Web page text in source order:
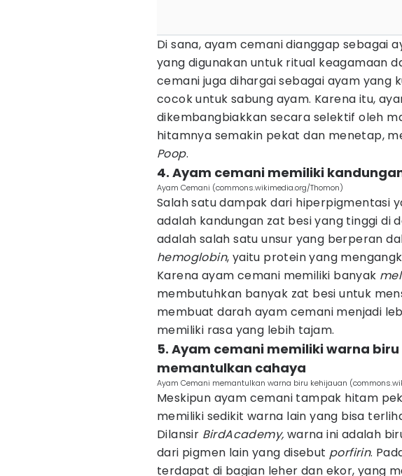
Di sana, ayam cemani dianggap sebagai
yang digunakan untuk ritual keagamaan
cemani juga dihargai sebagai ayam yang
cocok untuk sabung ayam. Karena itu,
dikembangbiakkan secara selektif oleh
hitamnya semakin pekat dan menetap,
Poop.
4. Ayam cemani memiliki
Ayam Cemani (commons.wikimedia.org/Thomon)
Salah satu dampak dari hiperpigmentasi
adalah kandungan zat besi yang tinggi di
adalah salah satu unsur yang berperan
hemoglobin, yaitu protein yang
Karena ayam cemani memiliki banyak
membutuhkan banyak zat besi untuk
membuat darah ayam cemani menjadi
memiliki rasa yang lebih tajam.
5. Ayam cemani memiliki warna
memantulkan cahaya
Ayam Cemani memantulkan warna biru kehijauan
Meskipun ayam cemani tampak hitam
memiliki sedikit warna lain yang bisa
Dilansir BirdAcademy, warna ini adalah
dari pigmen lain yang disebut porfirin.
terdapat di bagian leher dan ekor, yang